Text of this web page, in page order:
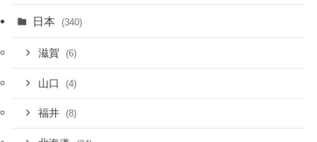
日本 (340)
滋賀 (6)
山口 (4)
福井 (8)